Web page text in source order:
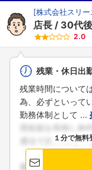
[株式会社スリー
店長 30代
2.0
残業・休日出
残業時間について
為、必ずといって
勤務体制として ...
１分で無